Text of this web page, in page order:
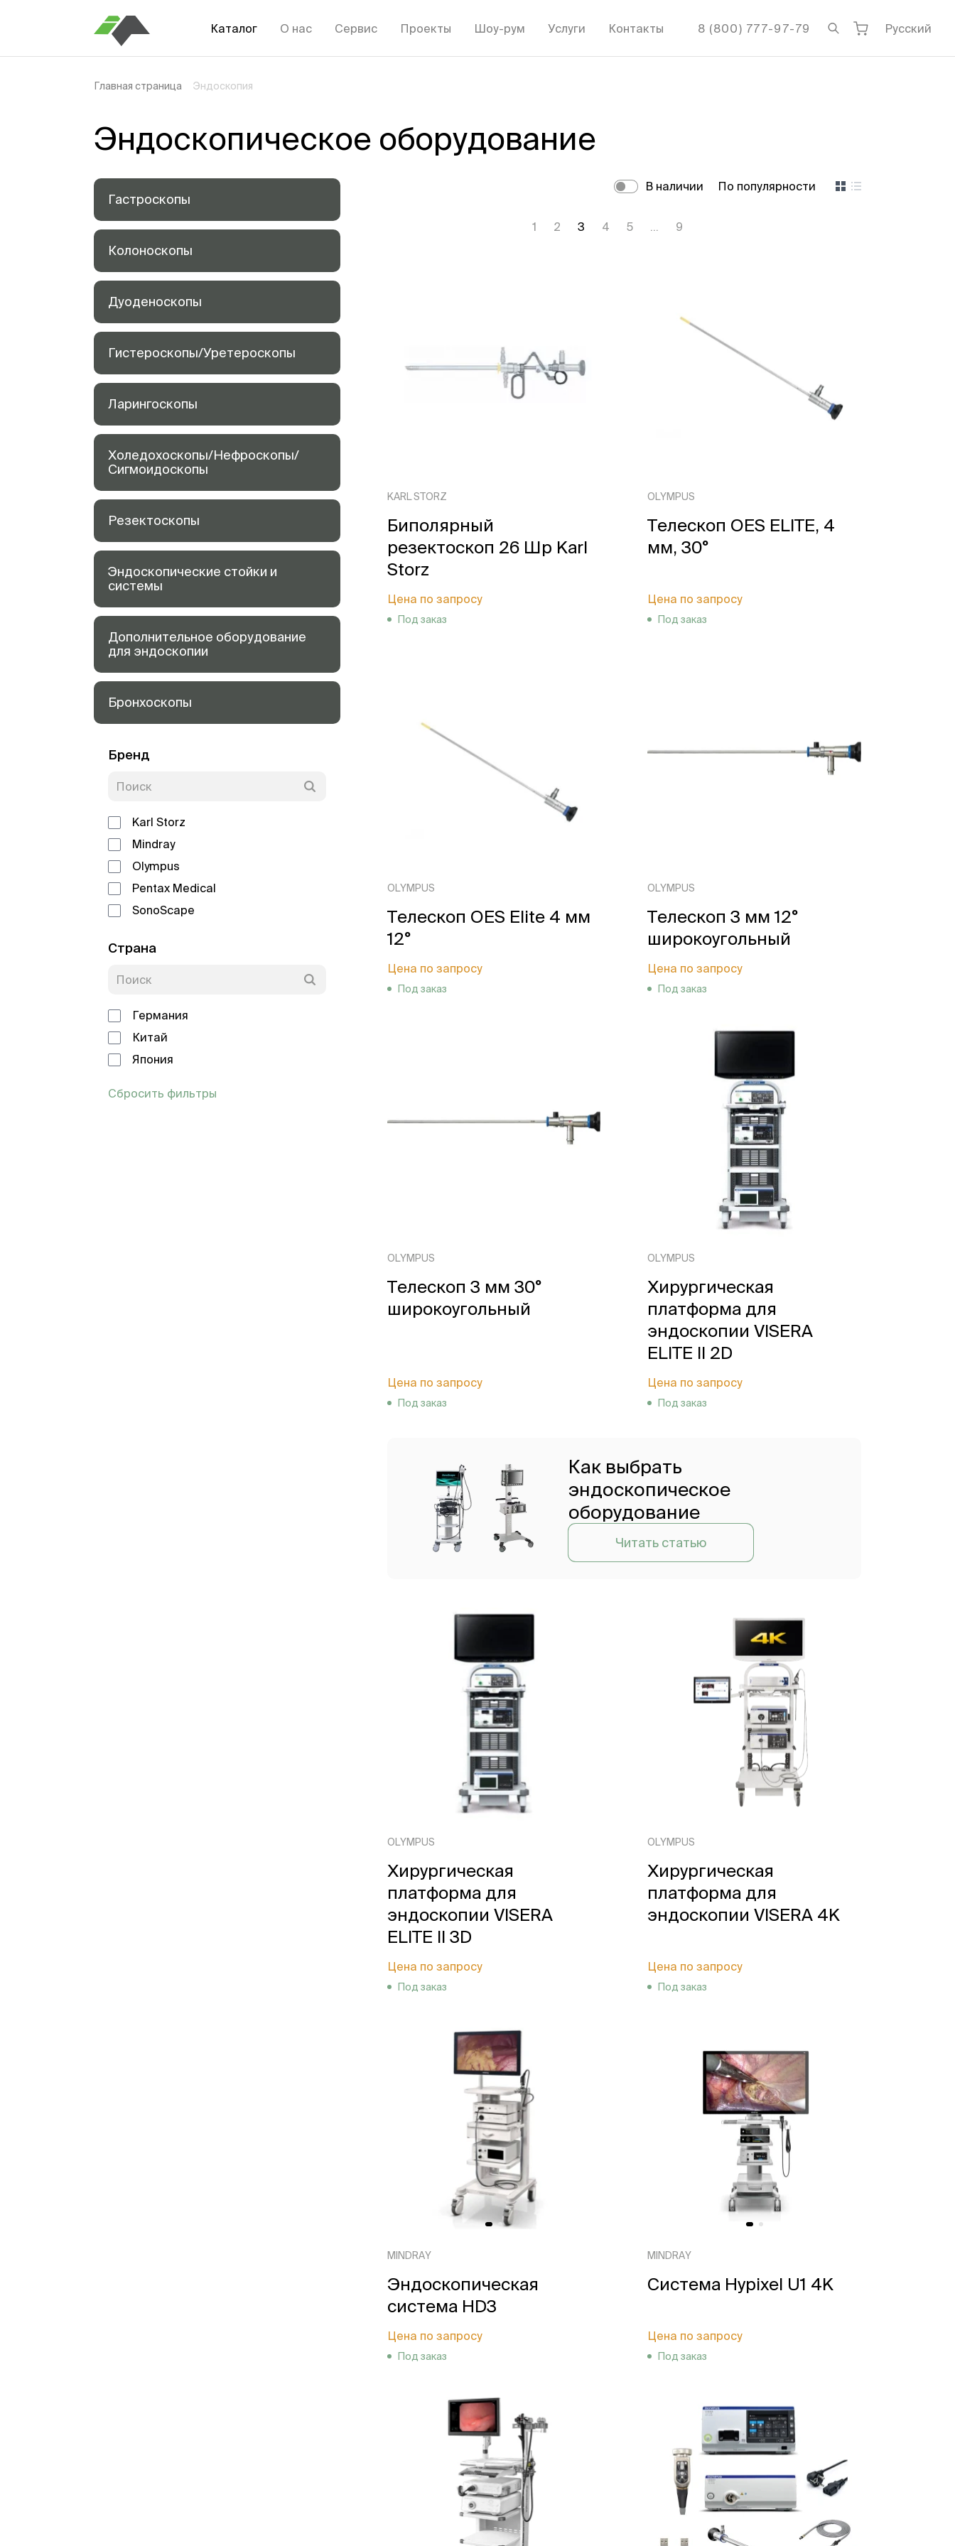
Каталог О нас Сервис Проекты Шоу-рум Услуги Контакты 8 (800) 777-97-79 Русский
Главная страница Эндоскопия
Эндоскопическое оборудование
Гастроскопы
Колоноскопы
Дуоденоскопы
Гистероскопы/Уретероскопы
Ларингоскопы
Холедохоскопы/Нефроскопы/
Сигмоидоскопы
Резектоскопы
Эндоскопические стойки и
системы
Дополнительное оборудование
для эндоскопии
Бронхоскопы
Бренд
Karl Storz
Mindray
Olympus
Pentax Medical
SonoScape
Страна
Германия
Китай
Япония
Сбросить фильтры
В наличии По популярности
1 2 3 4 5 ... 9
Как выбрать
эндоскопическое
оборудование
Читать статью
KARL STORZ
Биполярный
резектоскоп 26 Шр Karl
Storz
Цена по запросу
Под заказ
OLYMPUS
Телескоп OES ELITE, 4
мм, 30°
Цена по запросу
Под заказ
OLYMPUS
Телескоп OES Elite 4 мм
12°
Цена по запросу
Под заказ
OLYMPUS
Телескоп 3 мм 12°
широкоугольный
Цена по запросу
Под заказ
OLYMPUS
Телескоп 3 мм 30°
широкоугольный
Цена по запросу
Под заказ
OLYMPUS
Хирургическая
платформа для
эндоскопии VISERA
ELITE II 2D
Цена по запросу
Под заказ
OLYMPUS
Хирургическая
платформа для
эндоскопии VISERA
ELITE II 3D
Цена по запросу
Под заказ
OLYMPUS
Хирургическая
платформа для
эндоскопии VISERA 4K
Цена по запросу
Под заказ
MINDRAY
Эндоскопическая
система HD3
Цена по запросу
Под заказ
MINDRAY
Система Hypixel U1 4K
Цена по запросу
Под заказ